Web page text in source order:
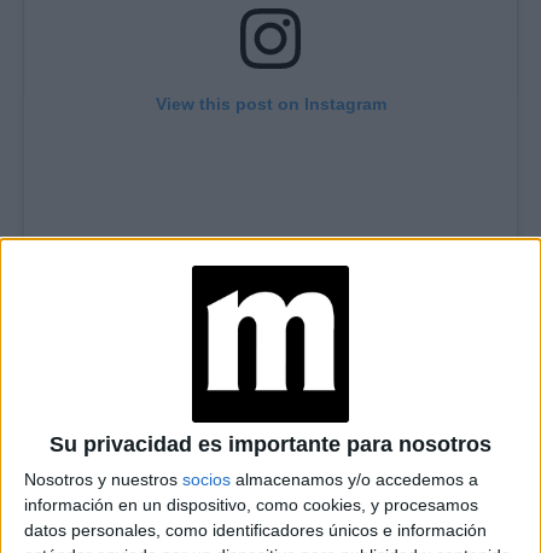
Su privacidad es importante para nosotros
Nosotros y nuestros socios almacenamos y/o accedemos a
información en un dispositivo, como cookies, y procesamos
datos personales, como identificadores únicos e información
View this post on Instagram
blancasycampera de jeanpara darle una vuelta y
convertirlo en un outfit de día con tres prendasbásicas
infaltablesen cualquier ropero.